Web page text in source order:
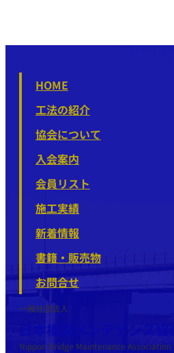
一般社団法人
日本橋梁メンテナンス協会
Nippon Bridge Maintenance Association
HOME
工法の紹介
協会について
入会案内
会員リスト
施工実績
新着情報
書籍・販売物
お問合せ